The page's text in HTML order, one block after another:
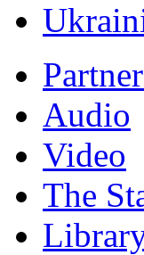
Audio
Video
The